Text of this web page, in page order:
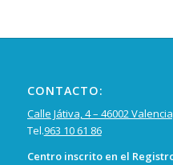
CONTACTO:
Calle Játiva, 4 – 46002
Tel.963 10 61 86
Centro inscrito en el